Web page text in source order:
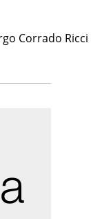
Corrado Ricci